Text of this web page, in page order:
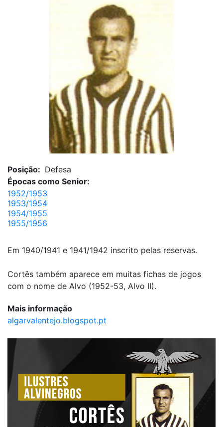
Posição: Defesa
Épocas como Senior:
1952/1953
1953/1954
1954/1955
1955/1956
Em 1940/1941 e 1941/1942 inscrito pelas reservas.
Cortês também aparece em muitas fichas de jogos
com o nome de Alvo (1952-53, Alvo II).
Mais informação
algarvalentejo.blogspot.pt